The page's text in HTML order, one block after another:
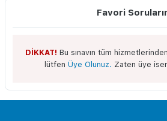
Favori
DİKKAT! Bu sınavın tüm
lütfen Üye Olunuz. Zaten üye